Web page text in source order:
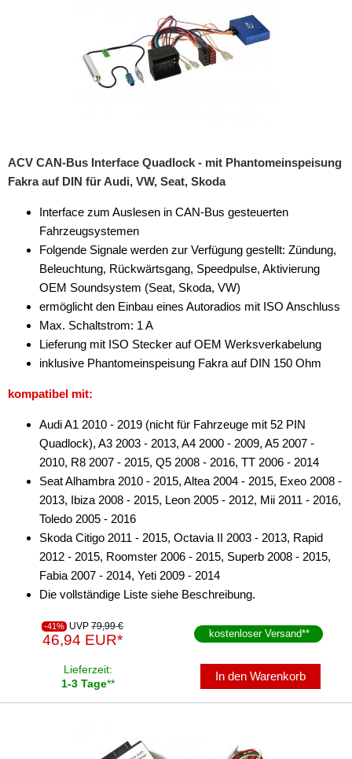
ACV CAN-Bus Interface Quadlock - mit Phantomeinspeisung
Fakra auf DIN für Audi, VW, Seat, Skoda
Interface zum Auslesen in CAN-Bus gesteuerten
Fahrzeugsystemen
Folgende Signale werden zur Verfügung gestellt: Zündung,
Beleuchtung, Rückwärtsgang, Speedpulse, Aktivierung
OEM Soundsystem (Seat, Skoda, VW)
ermöglicht den Einbau eines Autoradios mit ISO Anschluss
Max. Schaltstrom: 1 A
Lieferung mit ISO Stecker auf OEM Werksverkabelung
inklusive Phantomeinspeisung Fakra auf DIN 150 Ohm
kompatibel mit:
Audi A1 2010 - 2019 (nicht für Fahrzeuge mit 52 PIN
Quadlock), A3 2003 - 2013, A4 2000 - 2009, A5 2007 -
2010, R8 2007 - 2015, Q5 2008 - 2016, TT 2006 - 2014
Seat Alhambra 2010 - 2015, Altea 2004 - 2015, Exeo 2008 -
2013, Ibiza 2008 - 2015, Leon 2005 - 2012, Mii 2011 - 2016,
Toledo 2005 - 2016
Skoda Citigo 2011 - 2015, Octavia II 2003 - 2013, Rapid
2012 - 2015, Roomster 2006 - 2015, Superb 2008 - 2015,
Fabia 2007 - 2014, Yeti 2009 - 2014
Die vollständige Liste siehe Beschreibung.
-41% UVP 79,99 €
46,94 EUR* kostenloser Versand**
Lieferzeit:
1-3 Tage**
In den Warenkorb